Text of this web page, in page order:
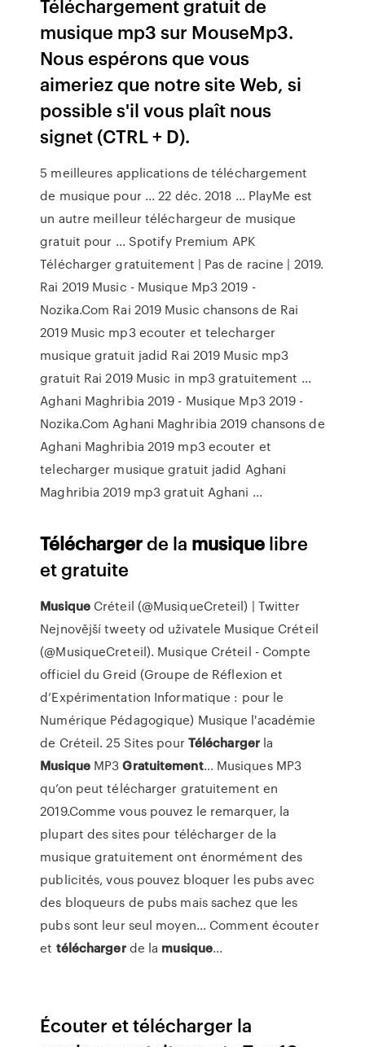
Téléchargement gratuit de
musique mp3 sur MouseMp3.
Nous espérons que vous
aimeriez que notre site Web, si
possible s'il vous plaît nous
signet (CTRL + D).
5 meilleures applications de téléchargement
de musique pour ... 22 déc. 2018 ... PlayMe est
un autre meilleur téléchargeur de musique
gratuit pour ... Spotify Premium APK
Télécharger gratuitement | Pas de racine | 2019.
Rai 2019 Music - Musique Mp3 2019 -
Nozika.Com Rai 2019 Music chansons de Rai
2019 Music mp3 ecouter et telecharger
musique gratuit jadid Rai 2019 Music mp3
gratuit Rai 2019 Music in mp3 gratuitement ...
Aghani Maghribia 2019 - Musique Mp3 2019 -
Nozika.Com Aghani Maghribia 2019 chansons de
Aghani Maghribia 2019 mp3 ecouter et
telecharger musique gratuit jadid Aghani
Maghribia 2019 mp3 gratuit Aghani ...
Téléchargerde la musique libre
et gratuite
MusiqueCréteil (@MusiqueCreteil) | Twitter
Nejnovější tweety od uživatele Musique Créteil
(@MusiqueCreteil). Musique Créteil - Compte
officiel du Greid (Groupe de Réflexion et
d’Expérimentation Informatique : pour le
Numérique Pédagogique) Musique l'académie
de Créteil. 25 Sites pourTéléchargerla
MusiqueMP3Gratuitement… Musiques MP3
qu’on peut télécharger gratuitement en
2019.Comme vous pouvez le remarquer, la
plupart des sites pour télécharger de la
musique gratuitement ont énormément des
publicités, vous pouvez bloquer les pubs avec
des bloqueurs de pubs mais sachez que les
pubs sont leur seul moyen... Comment écouter
et téléchargerde la musique...
Écouter et télécharger la